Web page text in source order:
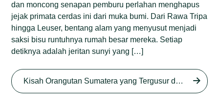
Sumatera di Rawa Tripa
Junaidi Hanafiah 27 Agu 2025
Begini Modus Perburuan
dan moncong senapan pemburu perlahan menghapus
jejak primata cerdas ini dari muka bumi. Dari Rawa Tripa
hingga Leuser, bentang alam yang menyusut menjadi
saksi bisu runtuhnya rumah besar mereka. Setiap
detiknya adalah jeritan sunyi yang […]
Kisah Orangutan Sumatera yang Tergusur dari Rumah Sendiri series